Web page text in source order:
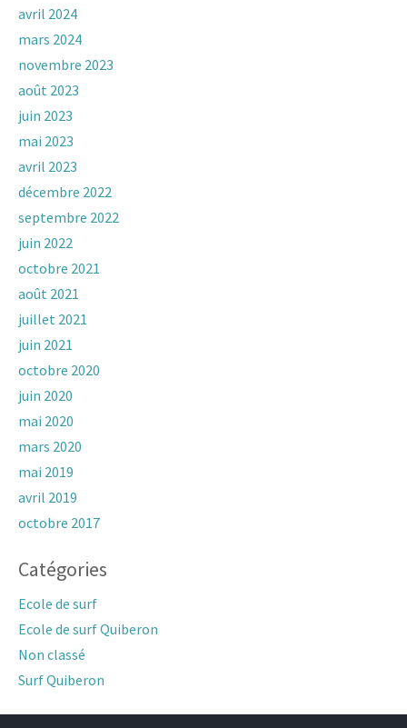
avril 2024
mars 2024
novembre 2023
août 2023
juin 2023
mai 2023
avril 2023
décembre 2022
septembre 2022
juin 2022
octobre 2021
août 2021
juillet 2021
juin 2021
octobre 2020
juin 2020
mai 2020
mars 2020
mai 2019
avril 2019
octobre 2017
Catégories
Ecole de surf
Ecole de surf Quiberon
Non classé
Surf Quiberon